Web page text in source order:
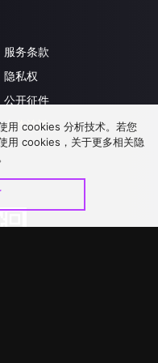
服务条款
隐私权
公开征件
合作洽談
用 cookies 分析技术。若您
用 cookies，关于更多相关隐
。